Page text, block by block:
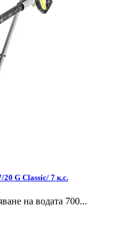
G Classic/ 7 к.с.
на водата 700...